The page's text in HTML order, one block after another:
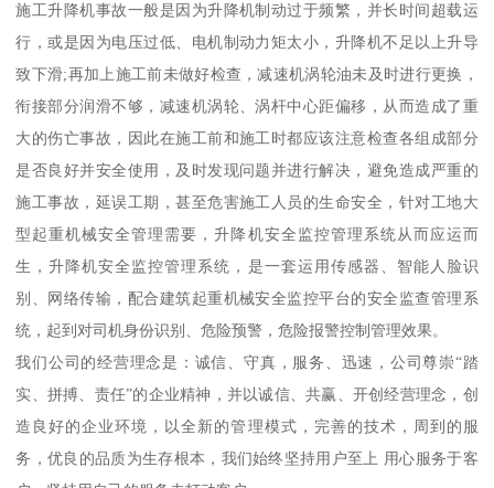
施工升降机事故一般是因为升降机制动过于频繁，并长时间超载运
行，或是因为电压过低、电机制动力矩太小，升降机不足以上升导
致下滑;再加上施工前未做好检查，减速机涡轮油未及时进行更换，
衔接部分润滑不够，减速机涡轮、涡杆中心距偏移，从而造成了重
大的伤亡事故，因此在施工前和施工时都应该注意检查各组成部分
是否良好并安全使用，及时发现问题并进行解决，避免造成严重的
施工事故，延误工期，甚至危害施工人员的生命安全，针对工地大
型起重机械安全管理需要，升降机安全监控管理系统从而应运而
生，升降机安全监控管理系统，是一套运用传感器、智能人脸识
别、网络传输，配合建筑起重机械安全监控平台的安全监查管理系
统，起到对司机身份识别、危险预警，危险报警控制管理效果。
我们公司的经营理念是：诚信、守真，服务、迅速，公司尊崇“踏
实、拼搏、责任”的企业精神，并以诚信、共赢、开创经营理念，创
造良好的企业环境，以全新的管理模式，完善的技术，周到的服
务，优良的品质为生存根本，我们始终坚持用户至上 用心服务于客